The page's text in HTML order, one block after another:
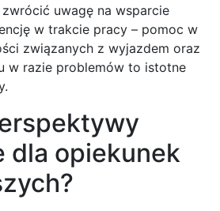
uwagę na wsparcie
w trakcie pracy – pomoc w
związanych z wyjazdem oraz
w razie problemów to istotne
dla opiekunek